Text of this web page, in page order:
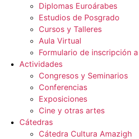
Diplomas Euroárabes
Estudios de Posgrado
Cursos y Talleres
Aula Virtual
Formulario de inscripción
Actividades
Congresos y Seminarios
Conferencias
Exposiciones
Cine y otras artes
Cátedras
Cátedra Cultura Amazigh